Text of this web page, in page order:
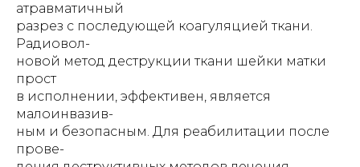
атравматичный
разрез с последующей коагуляцией ткани.
Радиовол-
новой метод деструкции ткани шейки матки
прост
в исполнении, эффективен, является
малоинвазив-
ным и безопасным. Для реабилитации после
прове-